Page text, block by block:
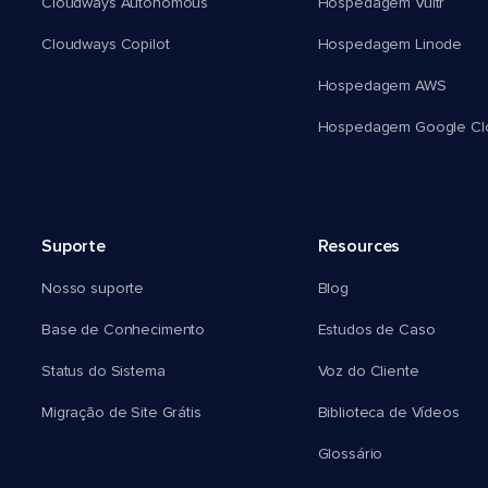
Cloudways Autonomous
Cloudways Copilot
Hospedagem Vultr
Hospedagem Linode
Hospedagem AWS
Hospedagem Google
Suporte
Nosso suporte
Base de Conhecimento
Status do Sistema
Migração de Site Grátis
Resources
Blog
Estudos de Caso
Voz do Cliente
Biblioteca de Vídeos
Glossário